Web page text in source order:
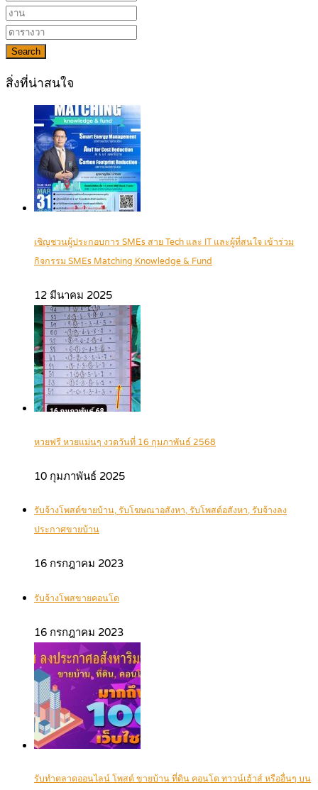
Search
สิ่งที่น่าสนใจ
เชิญชวนผู้ประกอบการ SMEs สาย Tech และ IT และผู้ที่สนใจ เข้าร่วม
กิจกรรม SMEs Matching Knowledge & Fund
12 มีนาคม 2025
หวยฟรี หวยแม่นๆ งวดวันที่ 16 กุมภาพันธ์ 2568
10 กุมภาพันธ์ 2025
รับจ้างโพสต์ขายบ้าน, รับโฆษณาอสังหา, รับโพสต์อสังหา, รับจ้างลง
ประกาศขายบ้าน
16 กรกฎาคม 2023
รับจ้างโพสขายคอนโด
16 กรกฎาคม 2023
รับทำตลาดออนไลน์ โพสต์ ขายบ้าน ที่ดิน คอนโด ทาวน์เฮ้าส์ หรืออื่นๆ บน